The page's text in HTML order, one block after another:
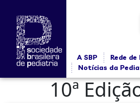
A SBP Rede
Notícias da
10ª